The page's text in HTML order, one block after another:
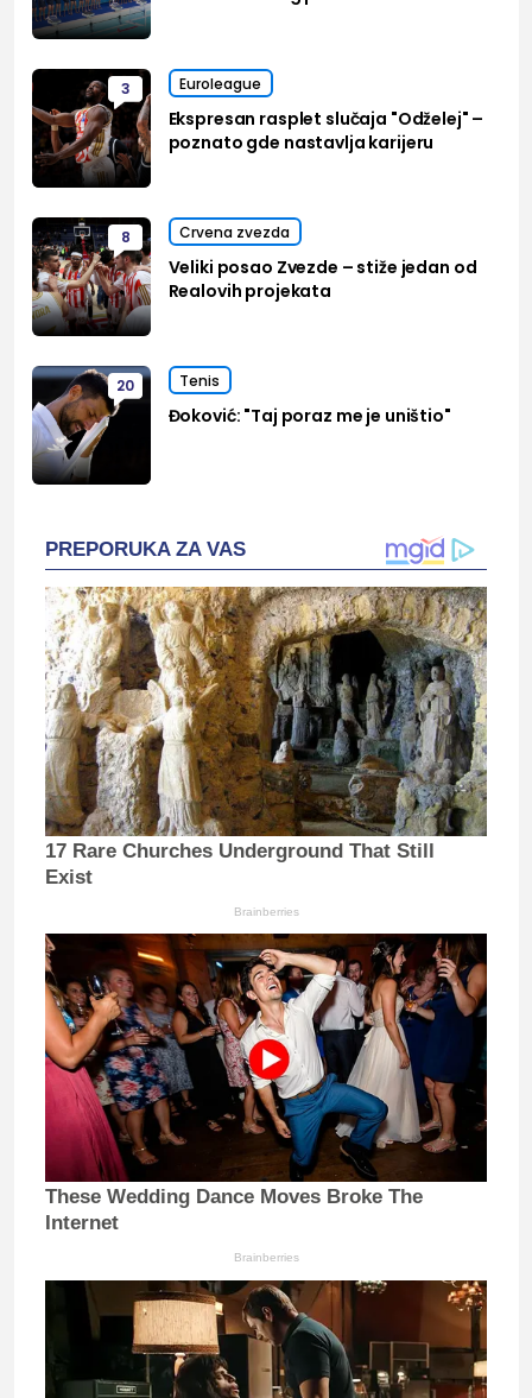
3 Euroleague
Ekspresan rasplet slučaja "Odželej" –
poznato gde nastavlja karijeru
8 Crvena zvezda
Veliki posao Zvezde – stiže jedan od
Realovih projekata
20 Tenis
Đoković: "Taj poraz me je uništio"
PREPORUKA ZA VAS
17 Rare Churches Underground That Still
Exist
Brainberries
These Wedding Dance Moves Broke The
Internet
Brainberries